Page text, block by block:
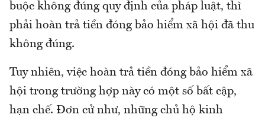
buộc không đúng quy định của pháp luật, thì
phải hoàn trả tiền đóng bảo hiểm xã hội đã thu
không đúng.
Tuy nhiên, việc hoàn trả tiền đóng bảo hiểm xã
hội trong trường hợp này có một số bất cập,
hạn chế. Đơn cử như, những chủ hộ kinh